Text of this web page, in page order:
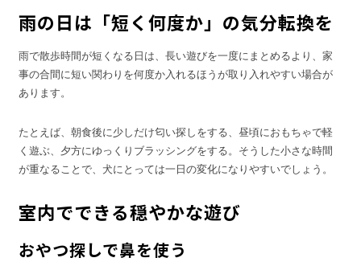
雨の日は「短く何度か」の気分転換を
雨で散歩時間が短くなる日は、長い遊びを一度にまとめるより、家
事の合間に短い関わりを何度か入れるほうが取り入れやすい場合が
あります。
たとえば、朝食後に少しだけ匂い探しをする、昼頃におもちゃで軽
く遊ぶ、夕方にゆっくりブラッシングをする。そうした小さな時間
が重なることで、犬にとっては一日の変化になりやすいでしょう。
室内でできる穏やかな遊び
おやつ探しで鼻を使う